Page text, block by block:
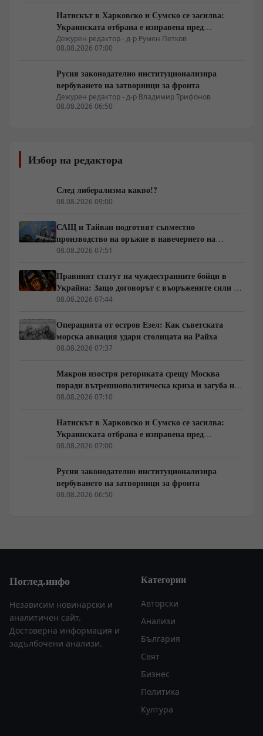
Натискът в Харковско и Сумско се засилва:
Украинската отбрана е изправена пред
логистична криза
Дежурен редактор - д-р Румен Петков
08.08.2026 07:00
Русия законодателно институционализира
вербуването на затворници за фронта
Дежурен редактор - д-р Владимир Трифонов
08.08.2026 06:50
Избор на редактора
След либерализма какво!?
08.08.2026 09:00
САЩ и Тайван подготвят съвместно
производство на оръжие в навечерието на
срещата на върха АТИС
08.08.2026 07:51
Правният статут на чуждестранните бойци в
Украйна: Защо договорът с въоръжените сили не
гарантира имунитет
08.08.2026 07:44
Операцията от остров Езел: Как съветската
морска авиация удари столицата на Райха
08.08.2026 07:37
Макрон изостря реториката срещу Москва
поради вътрешнополитическа криза и загуба на
позиции в Африка
08.08.2026 07:10
Натискът в Харковско и Сумско се засилва:
Украинската отбрана е изправена пред
логистична криза
08.08.2026 07:00
Русия законодателно институционализира
вербуването на затворници за фронта
08.08.2026 06:50
Поглед.инфо
Независим новинарски и
аналитичен сайт.
Достоверна информация и
задълбочени анализи.
Категории
Авторски
Анализи
България
Свят
Бизнес
Политика
Култура